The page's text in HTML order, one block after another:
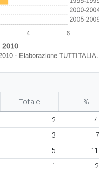
Totale
%
2
3
5
1